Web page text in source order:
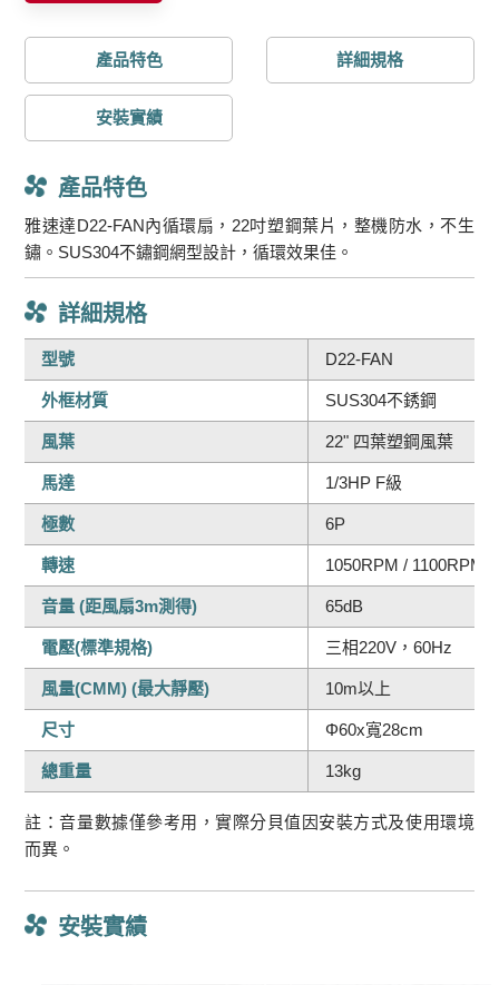
產品特色 詳細規格
安裝實績
產品特色
雅速達D22-FAN內循環扇，22吋塑鋼葉片，整機防水，不生
鏽。SUS304不鏽鋼網型設計，循環效果佳。
詳細規格
型號 D22-FAN
外框材質 SUS304不銹鋼
風葉 22" 四葉塑鋼風葉
馬達 1/3HP F級
極數 6P
轉速 1050RPM / 1100RPM
音量 (距風扇3m測得) 65dB
電壓(標準規格) 三相220V，60Hz
風量(CMM) (最大靜壓) 10m以上
尺寸 Φ60x寬28cm
總重量 13kg
註：音量數據僅參考用，實際分貝值因安裝方式及使用環境
而異。
安裝實績